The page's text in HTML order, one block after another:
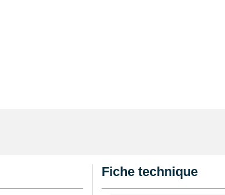
Fiche technique